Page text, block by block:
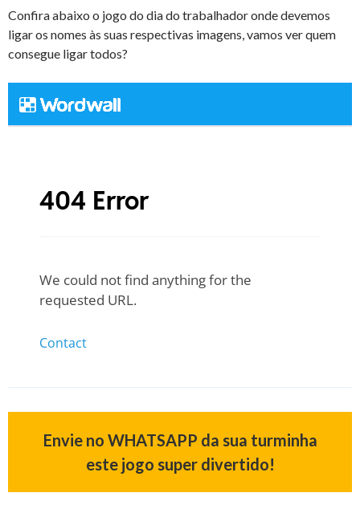
Confira abaixo o jogo do dia do trabalhador onde devemos
ligar os nomes às suas respectivas imagens, vamos ver quem
consegue ligar todos?
Envie no WHATSAPP da sua turminha
este jogo super divertido!